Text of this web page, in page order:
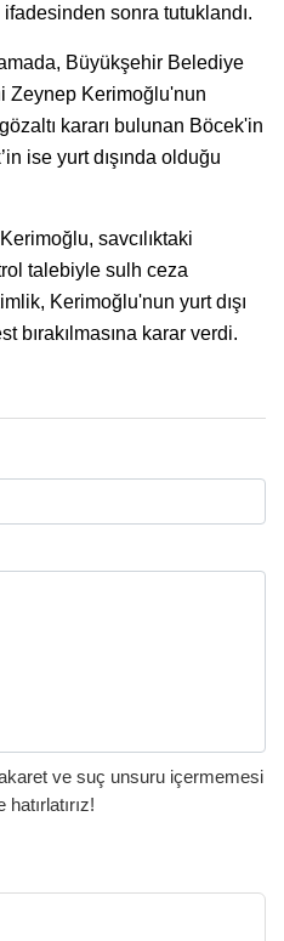
sonra tutuklandı.
Büyükşehir Belediye
Zeynep Kerimoğlu'nun
kararı bulunan Böcek'in
ise yurt dışında olduğu
savcılıktaki
talebiyle sulh ceza
Kerimoğlu'nun yurt dışı
bırakılmasına karar verdi.
ve suç unsuru içermemesi